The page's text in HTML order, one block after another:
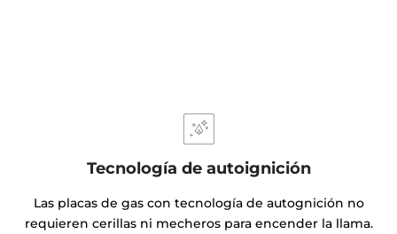
Tecnología de autoignición
Las placas de gas con tecnología de autognición no
requieren cerillas ni mecheros para encender la llama.